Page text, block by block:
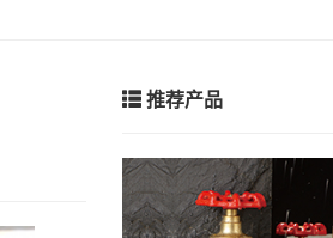
推荐产品